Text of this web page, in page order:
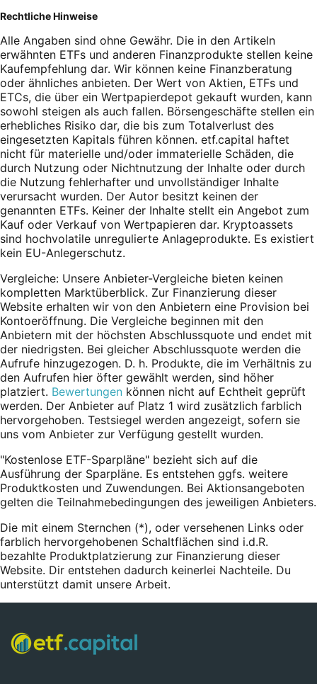
Rechtliche Hinweise
Alle Angaben sind ohne Gewähr. Die in den Artikeln
erwähnten ETFs und anderen Finanzprodukte stellen keine
Kaufempfehlung dar. Wir können keine Finanzberatung
oder ähnliches anbieten. Der Wert von Aktien, ETFs und
ETCs, die über ein Wertpapierdepot gekauft wurden, kann
sowohl steigen als auch fallen. Börsengeschäfte stellen ein
erhebliches Risiko dar, die bis zum Totalverlust des
eingesetzten Kapitals führen können. etf.capital haftet
nicht für materielle und/oder immaterielle Schäden, die
durch Nutzung oder Nichtnutzung der Inhalte oder durch
die Nutzung fehlerhafter und unvollständiger Inhalte
verursacht wurden. Der Autor besitzt keinen der
genannten ETFs. Keiner der Inhalte stellt ein Angebot zum
Kauf oder Verkauf von Wertpapieren dar. Kryptoassets
sind hochvolatile unregulierte Anlageprodukte. Es existiert
kein EU-Anlegerschutz.
Vergleiche: Unsere Anbieter-Vergleiche bieten keinen
kompletten Marktüberblick. Zur Finanzierung dieser
Website erhalten wir von den Anbietern eine Provision bei
Kontoeröffnung. Die Vergleiche beginnen mit den
Anbietern mit der höchsten Abschlussquote und endet mit
der niedrigsten. Bei gleicher Abschlussquote werden die
Aufrufe hinzugezogen. D. h. Produkte, die im Verhältnis zu
den Aufrufen hier öfter gewählt werden, sind höher
platziert. Bewertungen können nicht auf Echtheit geprüft
werden. Der Anbieter auf Platz 1 wird zusätzlich farblich
hervorgehoben. Testsiegel werden angezeigt, sofern sie
uns vom Anbieter zur Verfügung gestellt wurden.
"Kostenlose ETF-Sparpläne" bezieht sich auf die
Ausführung der Sparpläne. Es entstehen ggfs. weitere
Produktkosten und Zuwendungen. Bei Aktionsangeboten
gelten die Teilnahmebedingungen des jeweiligen Anbieters.
Die mit einem Sternchen (*), oder versehenen Links oder
farblich hervorgehobenen Schaltflächen sind i.d.R.
bezahlte Produktplatzierung zur Finanzierung dieser
Website. Dir entstehen dadurch keinerlei Nachteile. Du
unterstützt damit unsere Arbeit.